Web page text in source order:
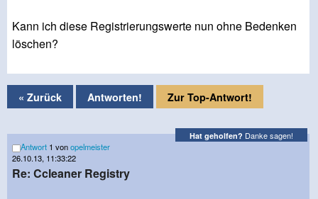
Kann ich diese Registrierungswerte nun ohne Bedenken
löschen?
« Zurück Antworten! Zur Top-Antwort!
Hat geholfen? Danke sagen!
Antwort 1 vonopelmeister
26.10.13, 11:33:22
Re: Ccleaner Registry